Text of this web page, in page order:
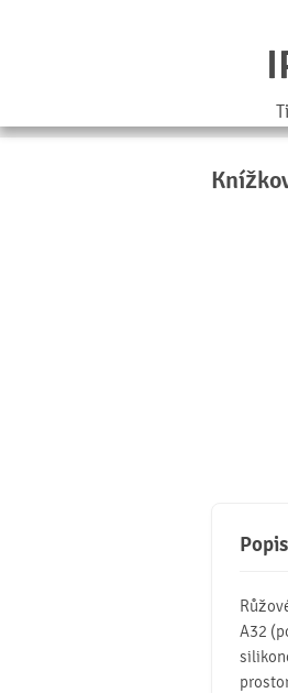
A32